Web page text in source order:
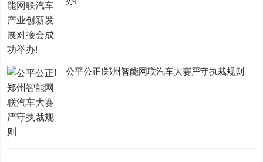
公平公正!郑州智能网联汽车大赛严守执裁规则